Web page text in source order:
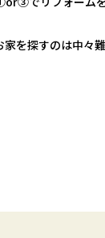
を探すのは中々